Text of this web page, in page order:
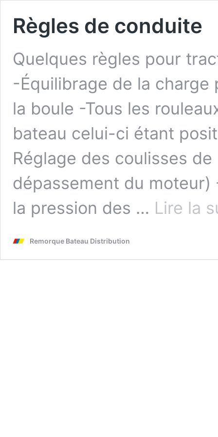
Règles de conduite
Quelques règles pour
-Équilibrage de la charge
la boule -Tous les
bateau celui-ci étant
Réglage des coulisses
dépassement du moteur)
la pression des … Lire la
Remorque Bateau Distribution